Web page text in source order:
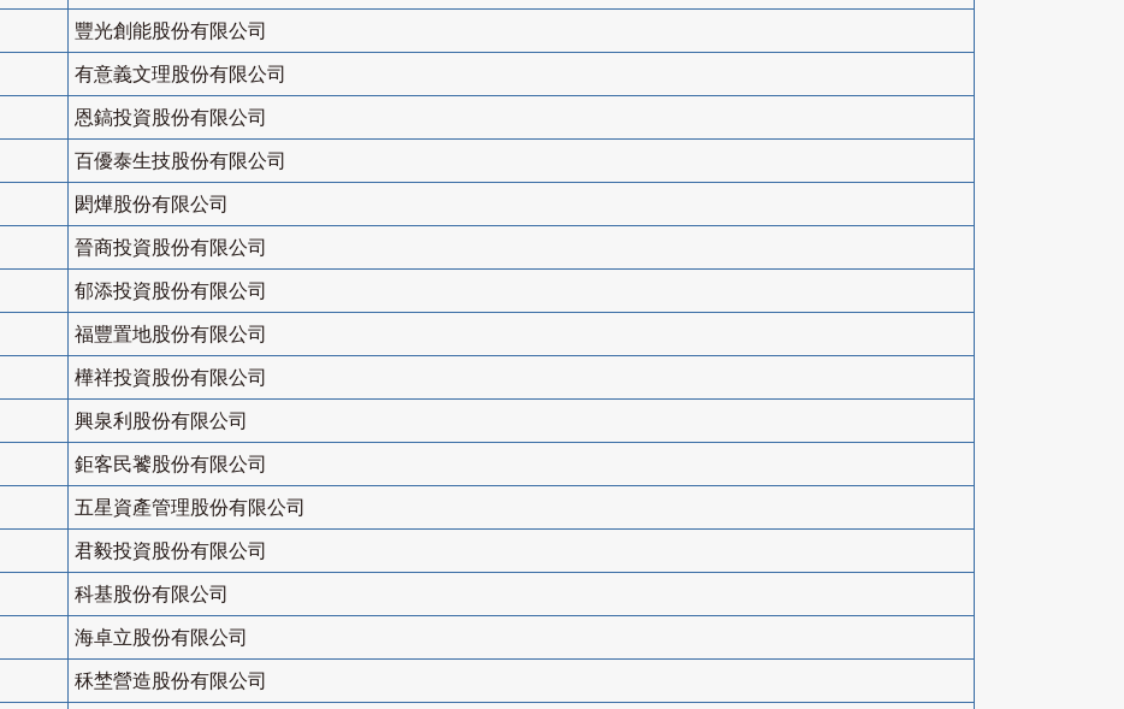
豐光創能股份有限公司
有意義文理股份有限公司
恩鎬投資股份有限公司
百優泰生技股份有限公司
閎燁股份有限公司
晉商投資股份有限公司
郁添投資股份有限公司
福豐置地股份有限公司
樺祥投資股份有限公司
興泉利股份有限公司
鉅客民饕股份有限公司
五星資產管理股份有限公司
君毅投資股份有限公司
科基股份有限公司
海卓立股份有限公司
秝埜營造股份有限公司